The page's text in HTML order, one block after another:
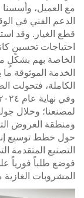
مع العميل، وأسسنا
الدعم الفني في
قطع الغيار. وقد
احتياجات تحسينٍ
الخاصة بهم بشكلٍ
الخدمة الموثوقة ما
الكاملة، فتحولت
لمصنعنا؛ وخلال
ومنطقة العروض
حول خطط توسيع
التصنيع المتقدمة
فوضع طلباً فورياً
المشروبات الغازية من